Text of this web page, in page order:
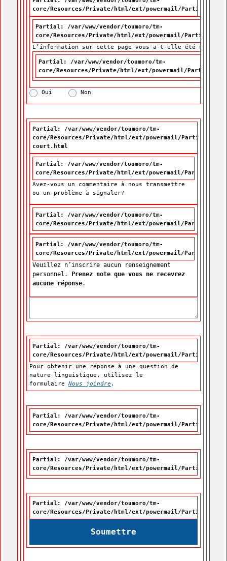
core/Resources/Private/html/ext/powermail/Partials/
Partial: /var/www/vendor/toumoro/tm-
core/Resources/Private/html/ext/powermail/Partials/
L’information sur cette page vous a-t-elle été utile?
L’information sur cette page vous a-t-elle été utile?
Partial: /var/www/vendor/toumoro/tm-
core/Resources/Private/html/ext/powermail/Partials/
Oui Non
Partial: /var/www/vendor/toumoro/tm-
core/Resources/Private/html/ext/powermail/Partials/
court.html
Partial: /var/www/vendor/toumoro/tm-
core/Resources/Private/html/ext/powermail/Partials/
Avez-vous un commentaire à nous transmettre
ou un problème à signaler?
Partial: /var/www/vendor/toumoro/tm-
core/Resources/Private/html/ext/powermail/Partials/
Partial: /var/www/vendor/toumoro/tm-
core/Resources/Private/html/ext/powermail/Partials/
Veuillez n’inscrire aucun renseignement
personnel. Prenez note que vous ne recevrez
aucune réponse.
Partial: /var/www/vendor/toumoro/tm-
core/Resources/Private/html/ext/powermail/Partials/
Pour obtenir une réponse à une question de
nature linguistique, utilisez le
formulaire Nous joindre .
Partial: /var/www/vendor/toumoro/tm-
core/Resources/Private/html/ext/powermail/Partials/
Partial: /var/www/vendor/toumoro/tm-
core/Resources/Private/html/ext/powermail/Partials/
Partial: /var/www/vendor/toumoro/tm-
core/Resources/Private/html/ext/powermail/Partials/
Soumettre